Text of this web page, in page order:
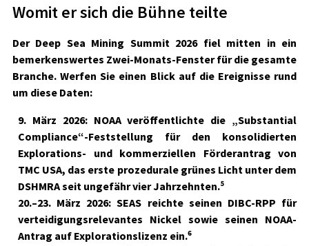
Womit er sich die Bühne teilte
Der Deep Sea Mining Summit 2026 fiel mitten in ein
bemerkenswertes Zwei-Monats-Fenster für die gesamte
Branche. Werfen Sie einen Blick auf die Ereignisse rund
um diese Daten:
9. März 2026:NOAA veröffentlichte die „Substantial
Compliance“-Feststellung für den konsolidierten
Explorations- und kommerziellen Förderantrag von
TMC USA, das erste prozedurale grünes Licht unter dem
DSHMRA seit ungefähr vier Jahrzehnten.⁵
20.–23. März 2026: SEAS reichte seinen DIBC-RPP für
verteidigungsrelevantes Nickel sowie seinen NOAA-
Antrag auf Explorationslizenz ein.⁶